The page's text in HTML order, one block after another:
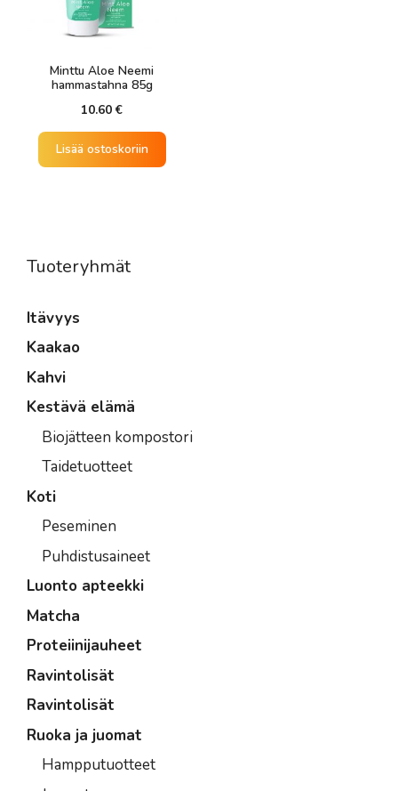
Minttu Aloe Neemi
hammastahna 85g
10.60€
Lisää ostoskoriin
Tuoteryhmät
Itävyys
Kaakao
Kahvi
Kestävä elämä
Biojätteen kompostori
Taidetuotteet
Koti
Peseminen
Puhdistusaineet
Luonto apteekki
Matcha
Proteiinijauheet
Ravintolisät
Ravintolisät
Ruoka ja juomat
Hampputuotteet